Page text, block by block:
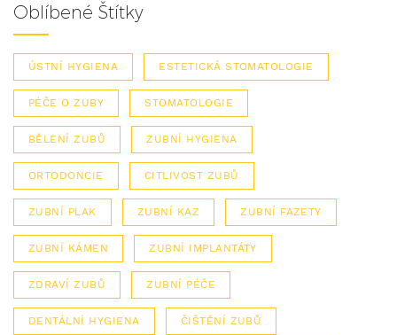
Oblíbené Štítky
ÚSTNÍ HYGIENA ESTETICKÁ STOMATOLOGIE
PÉČE O ZUBY STOMATOLOGIE
BĚLENÍ ZUBŮ ZUBNÍ HYGIENA
ORTODONCIE CITLIVOST ZUBŮ
ZUBNÍ PLAK ZUBNÍ KAZ ZUBNÍ FAZETY
ZUBNÍ KÁMEN ZUBNÍ IMPLANTÁTY
ZDRAVÍ ZUBŮ ZUBNÍ PÉČE
DENTÁLNÍ HYGIENA ČIŠTĚNÍ ZUBŮ